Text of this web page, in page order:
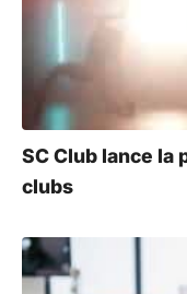
SC Club lance la
clubs